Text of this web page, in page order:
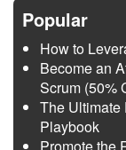
Popular
How to
Become an
Scrum (50%
The Ultimate
Playbook